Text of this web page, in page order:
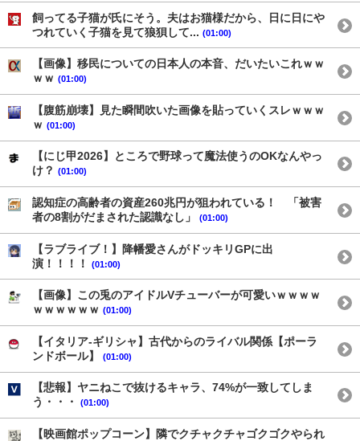
飼ってる子猫が氏にそう。夫はお猫様だから、日に日にや
つれていく子猫を見て狼狽して... (01:00)
【画像】移民についての日本人の本音、だいたいこれｗｗ
ｗｗ (01:00)
【腹筋崩壊】見た瞬間吹いた画像を貼っていくスレｗｗｗ
ｗ (01:00)
【にじ甲2026】ところで野球って魔法使うのOKなんやっ
け？ (01:00)
認知症の高齢者の資産260兆円が狙われている！ 「被害
者の8割がだまされた認識なし」
(01:00)
【ラブライブ！】降幡愛さんがドッキリGPに出
演！！！！
(01:00)
【画像】この兎のアイドルVチューバーが可愛いｗｗｗｗ
ｗｗｗｗｗｗ (01:00)
【イタリア-ギリシャ】古代からのライバル関係【ポーラ
ンドボール】
(01:00)
【悲報】ヤニねこで抜けるキャラ、74%が一致してしま
う・・・
(01:00)
【映画館ポップコーン】隣でクチャクチャゴクゴクやられ